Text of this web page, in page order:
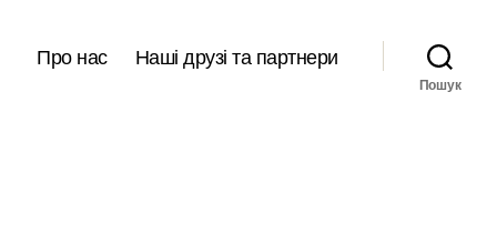
Про нас Наші друзі та партнери
Пошук